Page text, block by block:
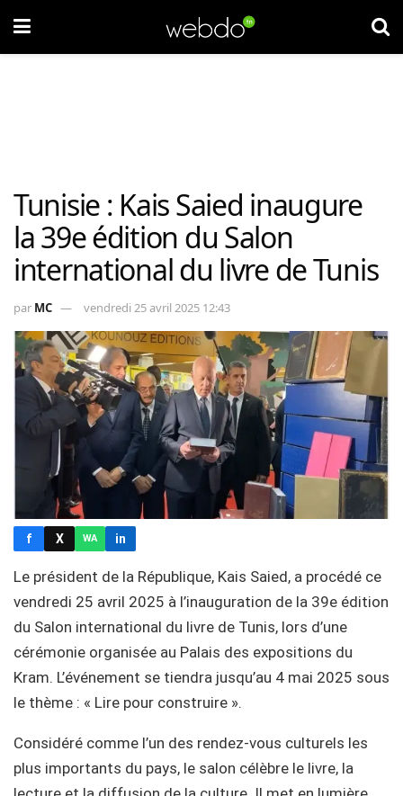
Tunisie : Kais Saied inaugure
la 39e édition du Salon
international du livre de Tunis
par MC vendredi 25 avril 2025 12:43
f X WA in
Le président de la République, Kais Saied, a procédé ce
vendredi 25 avril 2025 à l’inauguration de la 39e édition
du Salon international du livre de Tunis, lors d’une
cérémonie organisée au Palais des expositions du
Kram. L’événement se tiendra jusqu’au 4 mai 2025 sous
le thème : « Lire pour construire ».
Considéré comme l’un des rendez-vous culturels les
plus importants du pays, le salon célèbre le livre, la